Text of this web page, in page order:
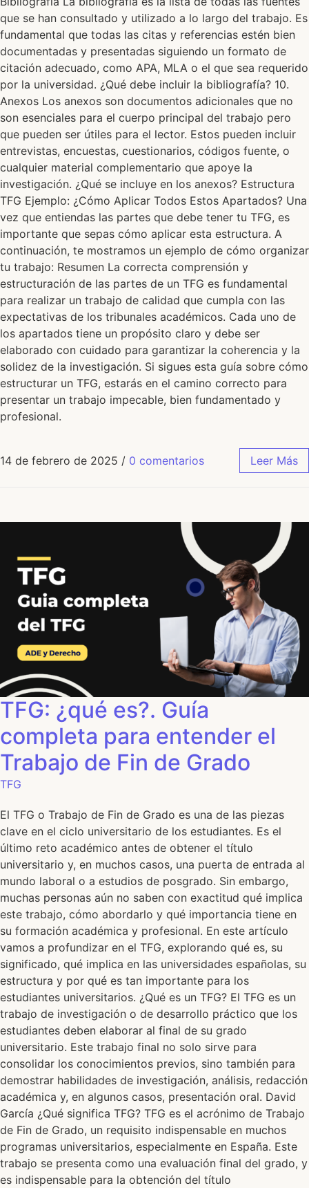
que se han consultado y utilizado a lo largo del trabajo. Es
fundamental que todas las citas y referencias estén bien
documentadas y presentadas siguiendo un formato de
citación adecuado, como APA, MLA o el que sea requerido
por la universidad. ¿Qué debe incluir la bibliografía? 10.
Anexos Los anexos son documentos adicionales que no
son esenciales para el cuerpo principal del trabajo pero
que pueden ser útiles para el lector. Estos pueden incluir
entrevistas, encuestas, cuestionarios, códigos fuente, o
cualquier material complementario que apoye la
investigación. ¿Qué se incluye en los anexos? Estructura
TFG Ejemplo: ¿Cómo Aplicar Todos Estos Apartados? Una
vez que entiendas las partes que debe tener tu TFG, es
importante que sepas cómo aplicar esta estructura. A
continuación, te mostramos un ejemplo de cómo organizar
tu trabajo: Resumen La correcta comprensión y
estructuración de las partes de un TFG es fundamental
para realizar un trabajo de calidad que cumpla con las
expectativas de los tribunales académicos. Cada uno de
los apartados tiene un propósito claro y debe ser
elaborado con cuidado para garantizar la coherencia y la
solidez de la investigación. Si sigues esta guía sobre cómo
estructurar un TFG, estarás en el camino correcto para
presentar un trabajo impecable, bien fundamentado y
profesional.
14 de febrero de 2025 / 0 comentarios Leer Más
TFG: ¿qué es?. Guía
completa para entender el
Trabajo de Fin de Grado
TFG
El TFG o Trabajo de Fin de Grado es una de las piezas
clave en el ciclo universitario de los estudiantes. Es el
último reto académico antes de obtener el título
universitario y, en muchos casos, una puerta de entrada al
mundo laboral o a estudios de posgrado. Sin embargo,
muchas personas aún no saben con exactitud qué implica
este trabajo, cómo abordarlo y qué importancia tiene en
su formación académica y profesional. En este artículo
vamos a profundizar en el TFG, explorando qué es, su
significado, qué implica en las universidades españolas, su
estructura y por qué es tan importante para los
estudiantes universitarios. ¿Qué es un TFG? El TFG es un
trabajo de investigación o de desarrollo práctico que los
estudiantes deben elaborar al final de su grado
universitario. Este trabajo final no solo sirve para
consolidar los conocimientos previos, sino también para
demostrar habilidades de investigación, análisis, redacción
académica y, en algunos casos, presentación oral. David
García ¿Qué significa TFG? TFG es el acrónimo de Trabajo
de Fin de Grado, un requisito indispensable en muchos
programas universitarios, especialmente en España. Este
trabajo se presenta como una evaluación final del grado, y
es indispensable para la obtención del título